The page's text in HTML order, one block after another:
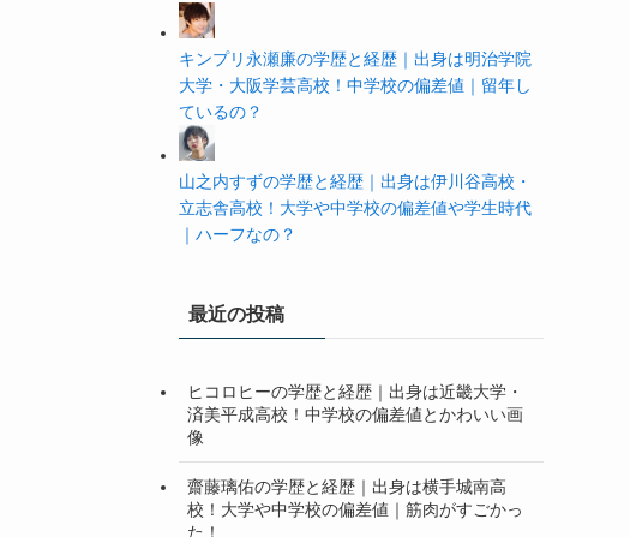
キンプリ永瀬廉の学歴と経歴｜出身は明治学院
大学・大阪学芸高校！中学校の偏差値｜留年し
ているの？
山之内すずの学歴と経歴｜出身は伊川谷高校・
立志舎高校！大学や中学校の偏差値や学生時代
｜ハーフなの？
最近の投稿
ヒコロヒーの学歴と経歴｜出身は近畿大学・
済美平成高校！中学校の偏差値とかわいい画
像
齋藤璃佑の学歴と経歴｜出身は横手城南高
校！大学や中学校の偏差値｜筋肉がすごかっ
た！